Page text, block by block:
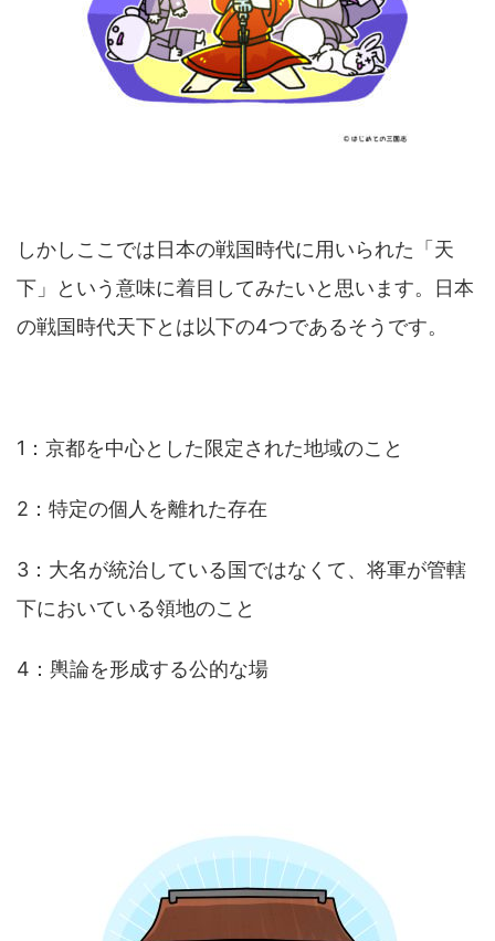
しかしここでは日本の戦国時代に用いられた「天
下」という意味に着目してみたいと思います。日本
の戦国時代天下とは以下の4つであるそうです。
1：京都を中心とした限定された地域のこと
2：特定の個人を離れた存在
3：大名が統治している国ではなくて、将軍が管轄
下においている領地のこと
4：輿論を形成する公的な場